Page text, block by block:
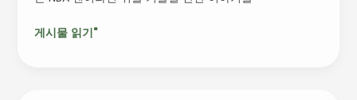
새
게시물 읽기"